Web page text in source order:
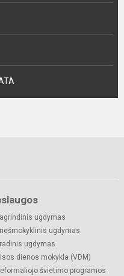
ugdymas
ugdymas
ugdymas
dienos mokykla (VDM)
švietimo programos